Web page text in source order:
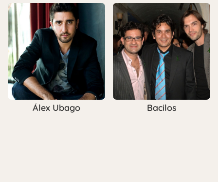
Álex Ubago Bacilos